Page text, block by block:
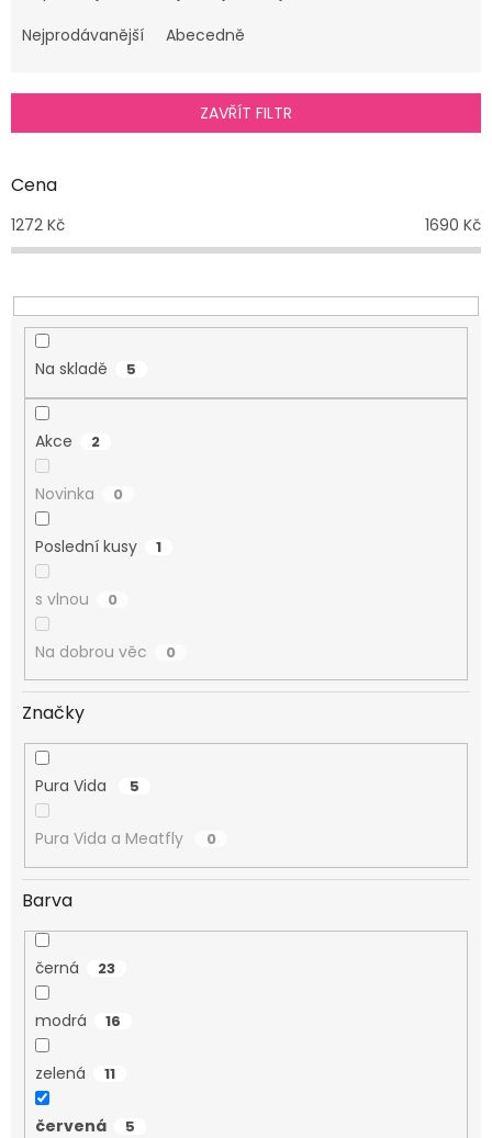
e
í
r
d
k
t
Nejprodávanější
Abecedně
ZAVŘÍT FILTR
Cena
1272 Kč 1690 Kč
Na skladě 5
Akce 2
Novinka 0
Poslední kusy 1
s vlnou 0
Na dobrou věc 0
Značky
Pura Vida 5
Pura Vida a Meatfly 0
Barva
černá 23
modrá 16
zelená 11
červená 5